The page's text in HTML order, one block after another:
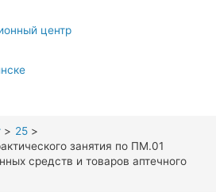
центр
25
занятия по ПМ.01
средств и товаров аптечного